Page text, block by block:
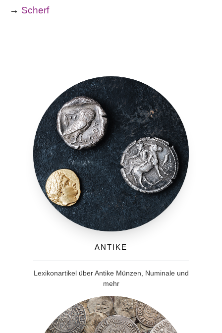
→ Scherf
Antike
Lexikonartikel über Antike Münzen, Numinale und
mehr